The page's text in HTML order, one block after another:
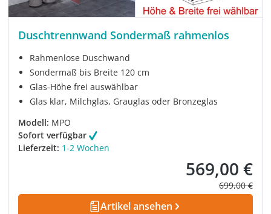
Duschtrennwand Sondermaß rahmenlos
Rahmenlose Duschwand
Sondermaß bis Breite 120 cm
Glas-Höhe frei auswählbar
Glas klar, Milchglas, Grauglas oder Bronzeglas
Modell: MPO
Sofort verfügbar
Lieferzeit: 1-2 Wochen
Verkaufspreis:
569,00 €
Regulärer
699,00 €
Artikel ansehen